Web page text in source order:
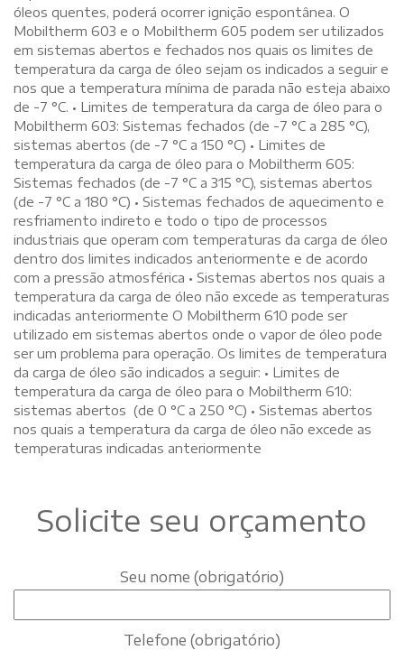
óleos quentes, poderá ocorrer ignição espontânea. O
Mobiltherm 603 e o Mobiltherm 605 podem ser utilizados
em sistemas abertos e fechados nos quais os limites de
temperatura da carga de óleo sejam os indicados a seguir e
nos que a temperatura mínima de parada não esteja abaixo
de -7 °C. • Limites de temperatura da carga de óleo para o
Mobiltherm 603: Sistemas fechados (de -7 °C a 285 °C),
sistemas abertos (de -7 °C a 150 °C) • Limites de
temperatura da carga de óleo para o Mobiltherm 605:
Sistemas fechados (de -7 °C a 315 °C), sistemas abertos
(de -7 °C a 180 °C) • Sistemas fechados de aquecimento e
resfriamento indireto e todo o tipo de processos
industriais que operam com temperaturas da carga de óleo
dentro dos limites indicados anteriormente e de acordo
com a pressão atmosférica • Sistemas abertos nos quais a
temperatura da carga de óleo não excede as temperaturas
indicadas anteriormente O Mobiltherm 610 pode ser
utilizado em sistemas abertos onde o vapor de óleo pode
ser um problema para operação. Os limites de temperatura
da carga de óleo são indicados a seguir: • Limites de
temperatura da carga de óleo para o Mobiltherm 610:
sistemas abertos (de 0 °C a 250 °C) • Sistemas abertos
nos quais a temperatura da carga de óleo não excede as
temperaturas indicadas anteriormente
Solicite seu orçamento
Seu nome (obrigatório)
Telefone (obrigatório)